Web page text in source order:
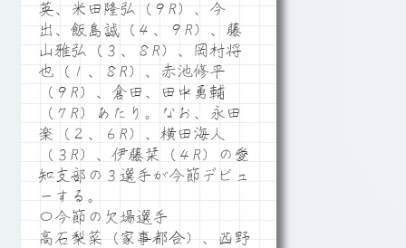
英、米田隆弘（９R）、今
出、飯島誠（４、９R）、藤
山雅弘（３、８R）、岡村将
也（１、８R）、赤池修平
（９R）、倉田、田中勇輔
（７R）あたり。なお、永田
楽（２、６R）、横田海人
（３R）、伊藤栞（４R）の愛
知支部の３選手が今節デビュ
ーする。
〇今節の欠場選手
高石梨菜（家事都合）、西野